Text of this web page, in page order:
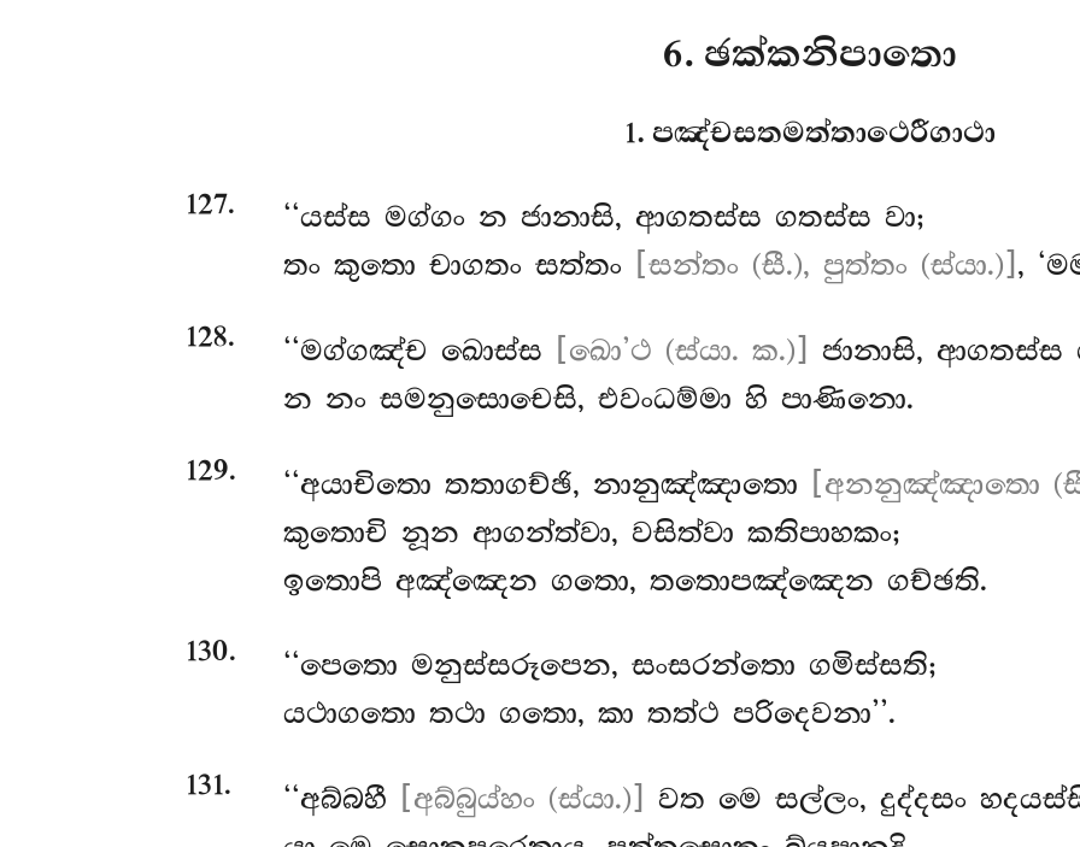
6. ඡක්කනිපාතො
1. පඤ්චසතමත්තාථෙරීගාථා
127. ‘‘යස්ස මග්ගං න ජානාසි, ආගතස්ස ගතස්ස වා;
තං කුතො චාගතං සත්තං [සන්තං (සී.), පුත්තං (ස්යා.)] ,
128. ‘‘මග්ගඤ්ච ඛොස්ස [ඛො’ථ (ස්යා. ක.)]
ජානාසි, ආගතස්ස
න නං සමනුසොචෙසි, එවංධම්මා හි පාණිනො.
129. ‘‘අයාචිතො තතාගච්ඡි, නානුඤ්ඤාතො
[අනනුඤ්ඤාතො
කුතොචි නූන ආගන්ත්වා, වසිත්වා කතිපාහකං;
ඉතොපි අඤ්ඤෙන ගතො, තතොපඤ්ඤෙන ගච්ඡති.
130.
‘‘පෙතො මනුස්සරූපෙන, සංසරන්තො ගමිස්සති;
යථාගතො තථා ගතො, කා තත්ථ පරිදෙවනා’’.
131. ‘‘අබ්බහී [අබ්බුය්හං (ස්යා.)]
වත මෙ සල්ලං, දුද්දසං